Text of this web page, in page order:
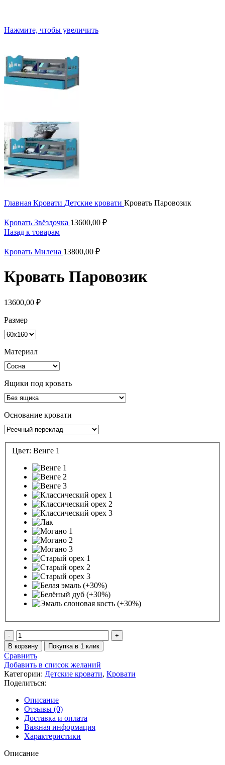
Нажмите, чтобы увеличить
Главная Кровати Детские кровати Кровать Паровозик
Кровать Звёздочка 13600,00 ₽
Назад к товарам
Кровать Милена 13800,00 ₽
Кровать Паровозик
13600,00 ₽
Размер
Материал
Ящики под кровать
Основание кровати
Цвет: Венге 1
Количество
товара
Кровать
Паровозик
В корзину Покупка в 1 клик
Сравнить
Добавить в список желаний
Категории: Детские кровати, Кровати
Поделиться:
Описание
Отзывы (0)
Доставка и оплата
Важная информация
Характеристики
Описание